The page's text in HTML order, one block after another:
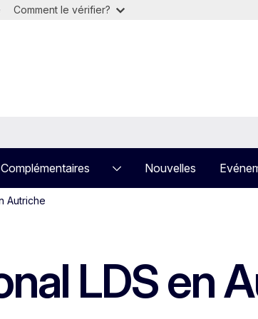
Comment le vérifier?
Nouvelles
Autriche
LDS en